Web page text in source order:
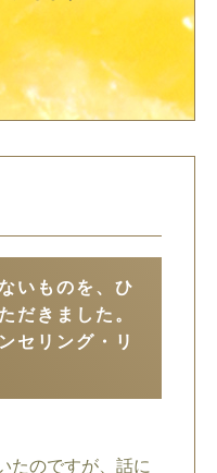
いものを、ひ
だきました。
セリング・リ
たのですが、話に